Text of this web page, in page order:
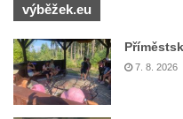
Márnice na hřbitově v
Kostel svatého Klementa
Kaple svatého Václava ve
Kaple svatého Floriána ve
výběžek.eu
7. 8. 2026